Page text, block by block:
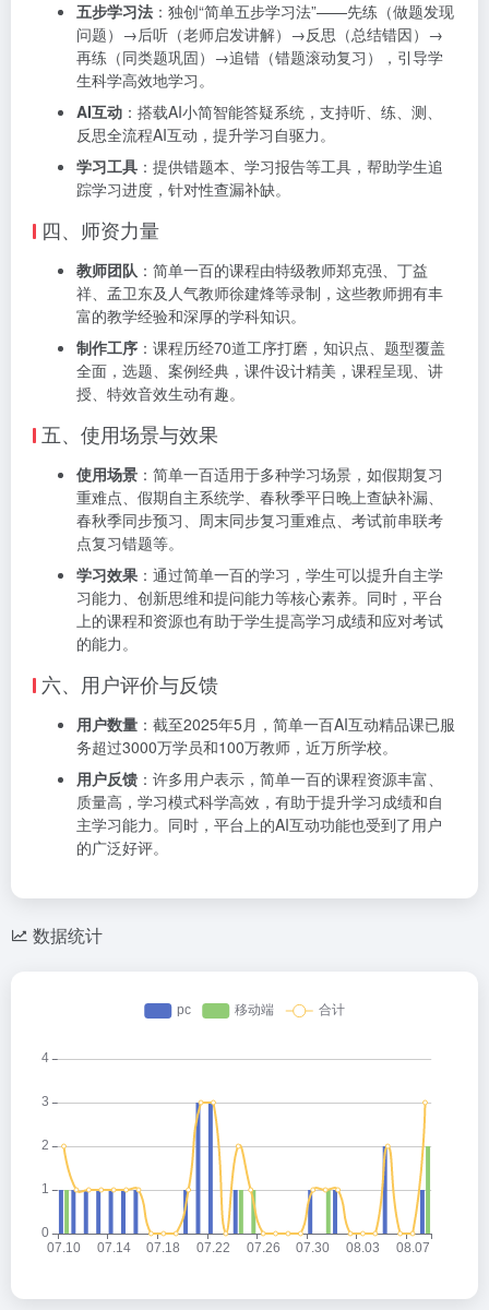
五步学习法 ：独创“简单五步学习法”——先练（做题发现
问题）→后听（老师启发讲解）→反思（总结错因）→
再练（同类题巩固）→追错（错题滚动复习），引导学
生科学高效地学习。
AI互动 ：搭载AI小简智能答疑系统，支持听、练、测、
反思全流程AI互动，提升学习自驱力。
学习工具 ：提供错题本、学习报告等工具，帮助学生追
踪学习进度，针对性查漏补缺。
四、师资力量
教师团队 ：简单一百的课程由特级教师郑克强、丁益
祥、孟卫东及人气教师徐建烽等录制，这些教师拥有丰
富的教学经验和深厚的学科知识。
制作工序 ：课程历经70道工序打磨，知识点、题型覆盖
全面，选题、案例经典，课件设计精美，课程呈现、讲
授、特效音效生动有趣。
五、使用场景与效果
使用场景 ：简单一百适用于多种学习场景，如假期复习
重难点、假期自主系统学、春秋季平日晚上查缺补漏、
春秋季同步预习、周末同步复习重难点、考试前串联考
点复习错题等。
学习效果 ：通过简单一百的学习，学生可以提升自主学
习能力、创新思维和提问能力等核心素养。同时，平台
上的课程和资源也有助于学生提高学习成绩和应对考试
的能力。
六、用户评价与反馈
用户数量 ：截至2025年5月，简单一百AI互动精品课已服
务超过3000万学员和100万教师，近万所学校。
用户反馈 ：许多用户表示，简单一百的课程资源丰富、
质量高，学习模式科学高效，有助于提升学习成绩和自
主学习能力。同时，平台上的AI互动功能也受到了用户
的广泛好评。
数据统计